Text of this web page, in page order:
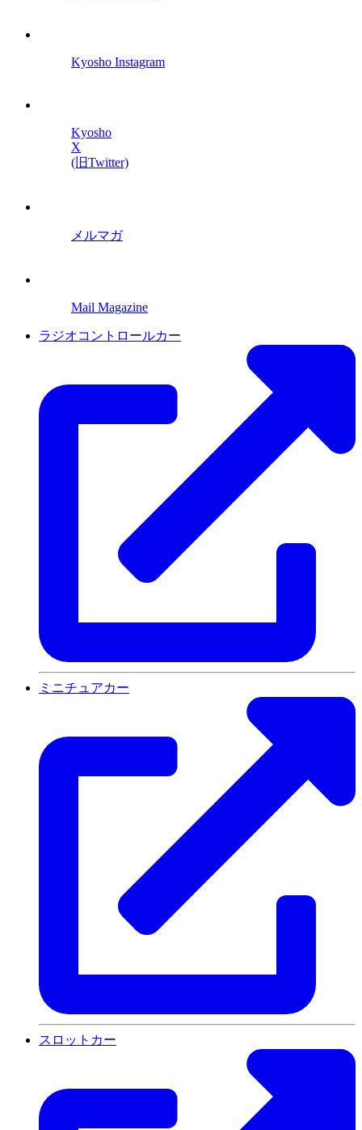
Kyosho Instagram
Kyosho
X
(旧Twitter)
メルマガ
Mail Magazine
ラジオコントロールカー
ミニチュアカー
スロットカー